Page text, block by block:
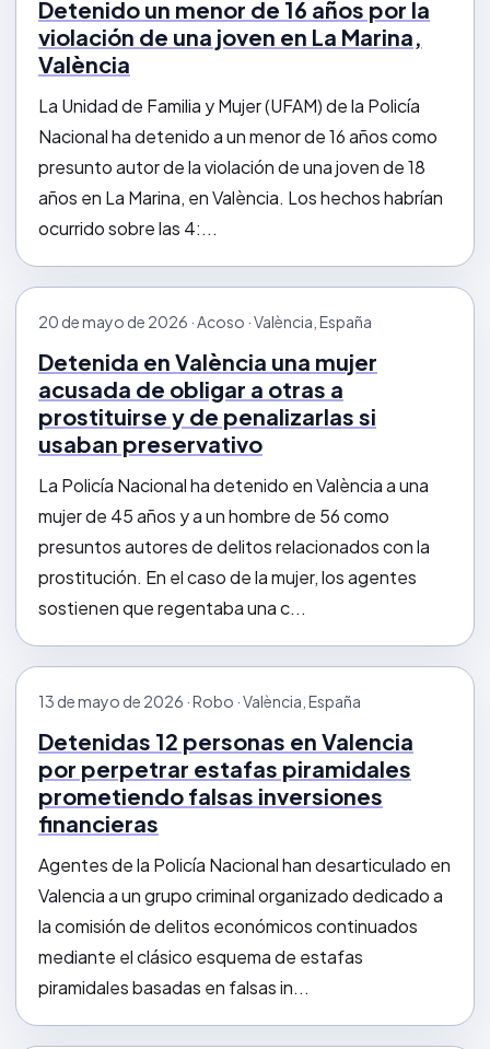
Detenido un menor de 16 años por la
violación de una joven en La Marina,
València
La Unidad de Familia y Mujer (UFAM) de la Policía
Nacional ha detenido a un menor de 16 años como
presunto autor de la violación de una joven de 18
años en La Marina, en València. Los hechos habrían
ocurrido sobre las 4:...
20 de mayo de 2026 · Acoso · València, España
Detenida en València una mujer
acusada de obligar a otras a
prostituirse y de penalizarlas si
usaban preservativo
La Policía Nacional ha detenido en València a una
mujer de 45 años y a un hombre de 56 como
presuntos autores de delitos relacionados con la
prostitución. En el caso de la mujer, los agentes
sostienen que regentaba una c...
13 de mayo de 2026 · Robo · València, España
Detenidas 12 personas en Valencia
por perpetrar estafas piramidales
prometiendo falsas inversiones
financieras
Agentes de la Policía Nacional han desarticulado en
Valencia a un grupo criminal organizado dedicado a
la comisión de delitos económicos continuados
mediante el clásico esquema de estafas
piramidales basadas en falsas in...